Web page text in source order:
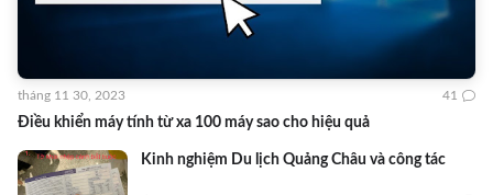
Điều khiển máy tính từ xa 100 máy sao cho hiệu quả
tháng 11 30, 2023 41
Kinh nghiệm Du lịch Quảng Châu và công tác